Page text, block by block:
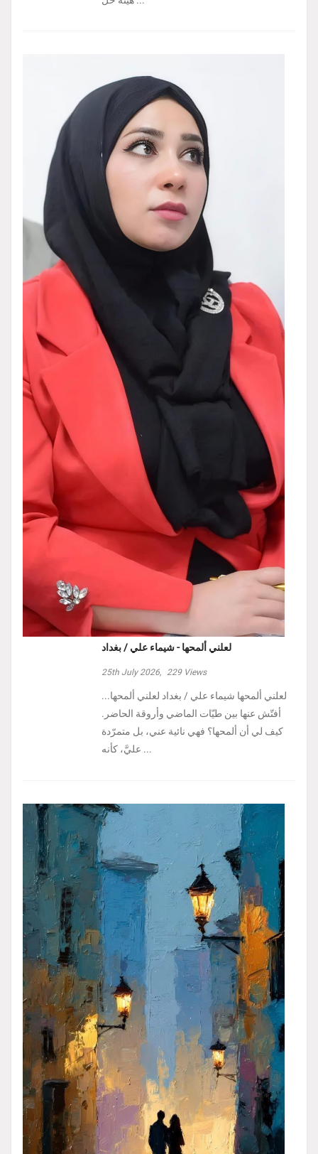
لعلني ألمحها - شيماء علي / بغداد
25th July 2026, 229Views
لعلني ألمحها شيماء علي / بغداد لعلني ألمحها...
أفتّش عنها بين طيّات الماضي وأروقة الحاضر.
كيف لي أن ألمحها؟ فهي نائية عني، بل متمرّدة
عليَّ، كأنه ...